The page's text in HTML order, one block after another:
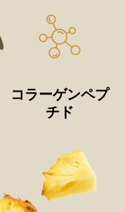
コラーゲンペプ
チド